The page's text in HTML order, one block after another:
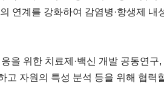
연계를 강화하여 감염병·항생제 내
을 위한 치료제·백신 개발 공동연
고 자원의 특성 분석 등을 위해 협력